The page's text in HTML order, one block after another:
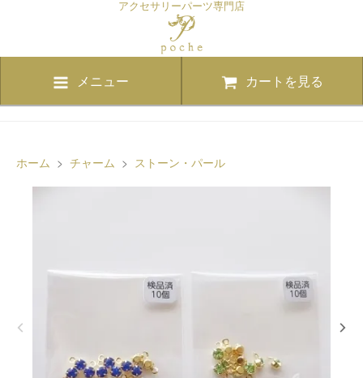
アクセサリーパーツ専門店
メニュー カートを見る
ホーム > チャーム > ストーン・パール